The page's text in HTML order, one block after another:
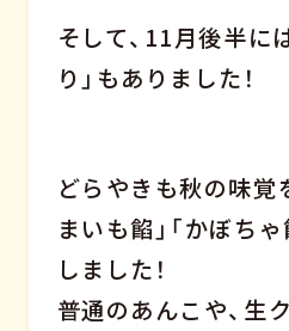
そして、11月後半に
り」もありました！
どらやきも秋の味覚
まいも餡」「かぼちゃ
しました！
普通のあんこや、生